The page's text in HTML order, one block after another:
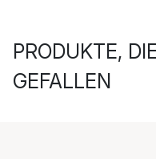
PRODUKTE,
GEFALLEN